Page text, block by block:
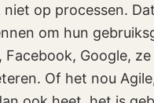
op processen.
om hun
Facebook, Google,
Of het nou